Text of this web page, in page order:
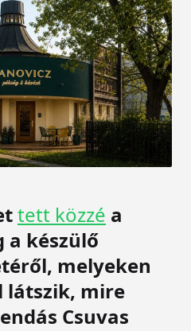
tett közzé a
a készülő
melyeken
látszik, mire
Csuvas